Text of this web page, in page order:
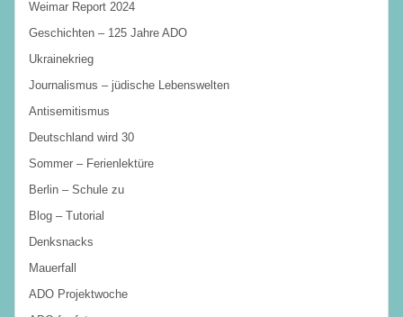
Weimar Report 2024
Geschichten – 125 Jahre ADO
Ukrainekrieg
Journalismus – jüdische Lebenswelten
Antisemitismus
Deutschland wird 30
Sommer – Ferienlektüre
Berlin – Schule zu
Blog – Tutorial
Denksnacks
Mauerfall
ADO Projektwoche